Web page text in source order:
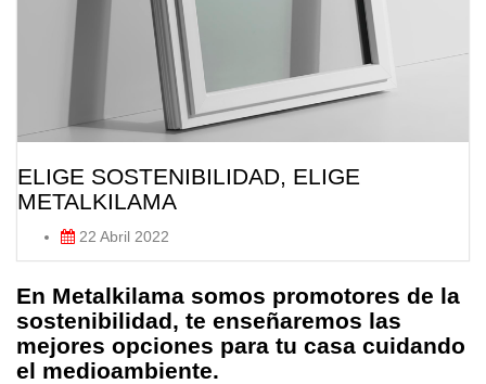
ELIGE SOSTENIBILIDAD, ELIGE
METALKILAMA
22 Abril 2022
En Metalkilama somos promotores de la
sostenibilidad, te enseñaremos las
mejores opciones para tu casa cuidando
el medioambiente.